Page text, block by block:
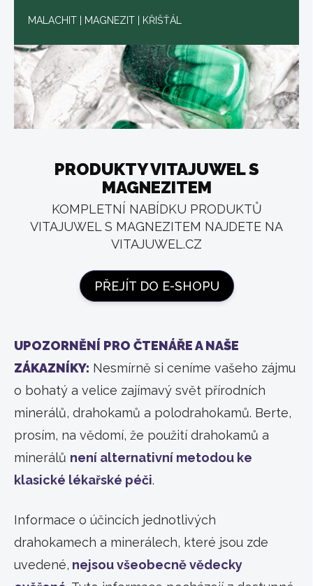
MALACHIT | MAGNEZIT | KŘIŠŤÁL
PRODUKTY VITAJUWEL S
MAGNEZITEM
KOMPLETNÍ NABÍDKU PRODUKTŮ
VITAJUWEL S MAGNEZITEM NAJDETE NA
VITAJUWEL.CZ
PŘEJÍT DO E-SHOPU
UPOZORNĚNÍ PRO ČTENÁŘE A NAŠE
ZÁKAZNÍKY: Nesmírně si ceníme vašeho zájmu
o bohatý a velice zajímavý svět přírodních
minerálů, drahokamů a polodrahokamů. Berte,
prosím, na vědomí, že použití drahokamů a
minerálů není alternativní metodou ke
klasické lékařské péči.
Informace o účincích jednotlivých
drahokamech a minerálech, které jsou zde
uvedené, nejsou všeobecně vědecky